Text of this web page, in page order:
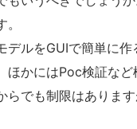
デルをGUIで簡単に作
ほかにはPoc検証な
らでも制限はありま